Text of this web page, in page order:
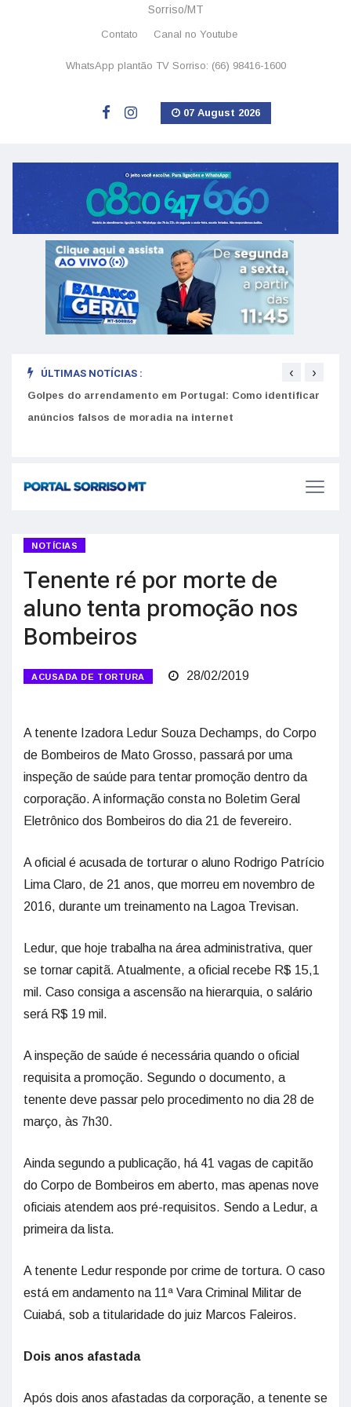
Sorriso/MT
Contato Canal no Youtube
WhatsApp plantão TV Sorriso: (66) 98416-1600
07 August 2026
ÚLTIMAS NOTÍCIAS :
Golpes do arrendamento em Portugal: Como identificar
anúncios falsos de moradia na internet
‹ ›
NOTÍCIAS
Tenente ré por morte de
aluno tenta promoção nos
Bombeiros
ACUSADA DE TORTURA 28/02/2019
A tenente Izadora Ledur Souza Dechamps, do Corpo
de Bombeiros de Mato Grosso, passará por uma
inspeção de saúde para tentar promoção dentro da
corporação. A informação consta no Boletim Geral
Eletrônico dos Bombeiros do dia 21 de fevereiro.
A oficial é acusada de torturar o aluno Rodrigo Patrício
Lima Claro, de 21 anos, que morreu em novembro de
2016, durante um treinamento na Lagoa Trevisan.
Ledur, que hoje trabalha na área administrativa, quer
se tornar capitã. Atualmente, a oficial recebe R$ 15,1
mil. Caso consiga a ascensão na hierarquia, o salário
será R$ 19 mil.
A inspeção de saúde é necessária quando o oficial
requisita a promoção. Segundo o documento, a
tenente deve passar pelo procedimento no dia 28 de
março, às 7h30.
Ainda segundo a publicação, há 41 vagas de capitão
do Corpo de Bombeiros em aberto, mas apenas nove
oficiais atendem aos pré-requisitos. Sendo a Ledur, a
primeira da lista.
A tenente Ledur responde por crime de tortura. O caso
está em andamento na 11ª Vara Criminal Militar de
Cuiabá, sob a titularidade do juiz Marcos Faleiros.
Dois anos afastada
Após dois anos afastadas da corporação, a tenente se